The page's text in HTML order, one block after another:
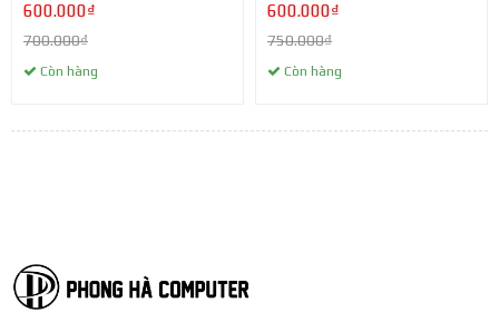
600.000₫
700.000₫
Còn hàng
600.000₫
750.000₫
Còn hàng